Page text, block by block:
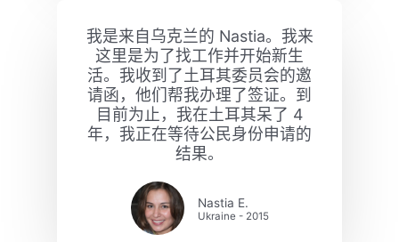
我是来自乌克兰的 Nastia。我来
这里是为了找工作并开始新生
活。我收到了土耳其委员会的邀
请函，他们帮我办理了签证。到
目前为止，我在土耳其呆了 4
年，我正在等待公民身份申请的
结果。
Nastia E.
Ukraine - 2015